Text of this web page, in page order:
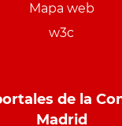
Mapa web
w3c
de la
Madrid